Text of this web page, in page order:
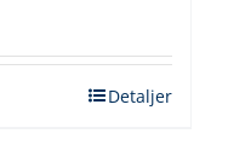
Detaljer